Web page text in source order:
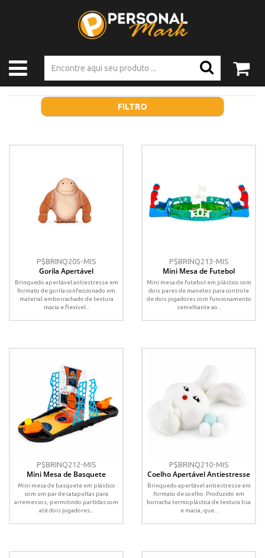
FILTRO
P$BRINQ205-MIS
Gorila Apertável
Brinquedo apertável antiestresse em
formato de gorila confeccionado em
material emborrachado de textura
macia e flexível...
P$BRINQ213-MIS
Mini Mesa de Futebol
Mini mesa de futebol em plástico com
dois pares de manetes para controle
de dois jogadores com funcionamento
semelhante ao...
P$BRINQ212-MIS
Mini Mesa de Basquete
Mini mesa de basquete em plástico
com um par de catapultas para
arremessos, permitindo partidas com
até dois jogadores...
P$BRINQ210-MIS
Coelho Apertável Antiestresse
Brinquedo apertável antiestresse em
formato de coelho. Produzido em
borracha termoplástica de textura lisa
e macia, que...